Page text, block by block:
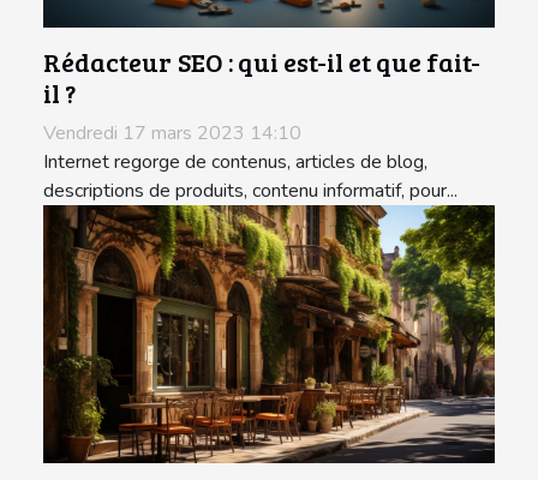
Rédacteur SEO : qui est-il et que fait-
il ?
Vendredi 17 mars 2023 14:10
Internet regorge de contenus, articles de blog,
descriptions de produits, contenu informatif, pour...